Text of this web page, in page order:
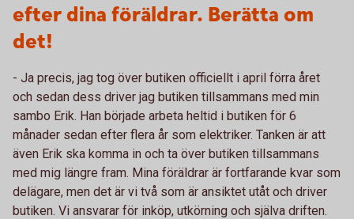
efter dina föräldrar. Berätta om
det!
- Ja precis, jag tog över butiken officiellt i april förra året
och sedan dess driver jag butiken tillsammans med min
sambo Erik. Han började arbeta heltid i butiken för 6
månader sedan efter flera år som elektriker. Tanken är att
även Erik ska komma in och ta över butiken tillsammans
med mig längre fram. Mina föräldrar är fortfarande kvar som
delägare, men det är vi två som är ansiktet utåt och driver
butiken. Vi ansvarar för inköp, utkörning och själva driften.